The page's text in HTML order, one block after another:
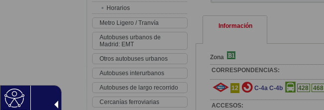
Horarios
Metro Ligero / Tranvía
Autobuses urbanos de
Madrid: EMT
Otros autobuses urbanos
Autobuses interurbanos
Autobuses de largo recorrido
Cercanías ferroviarias
Información
Zona
CORRESPONDENCIAS:
12 C-4a C-4b 428 468
ACCESOS: